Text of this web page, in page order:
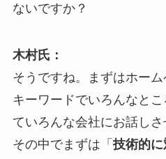
ないですか？
木村氏：
そうですね。まずはホーム
キーワードでいろんなと
ていろんな会社にお話しさ
その中でまずは「 技術的に